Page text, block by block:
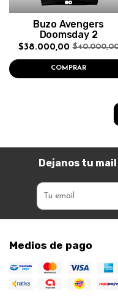
Buzo Avengers
Doomsday 2
$38.000,00
COMPRAR
Dejanos tu
Medios de pago